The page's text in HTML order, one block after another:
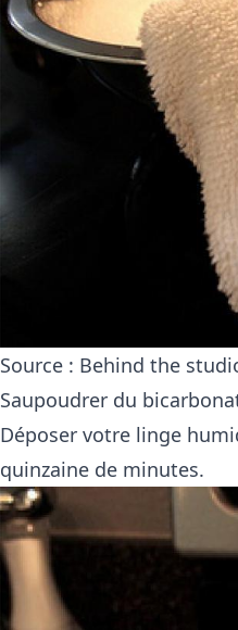
Source : Behind the
Saupoudrer du
Déposer votre linge
quinzaine de minutes.